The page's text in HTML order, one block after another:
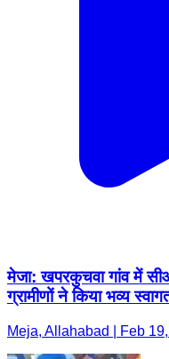
मेजा: खपरकुचवा गांव में
ग्रामीणों ने किया भव्य
Meja, Allahabad | Feb